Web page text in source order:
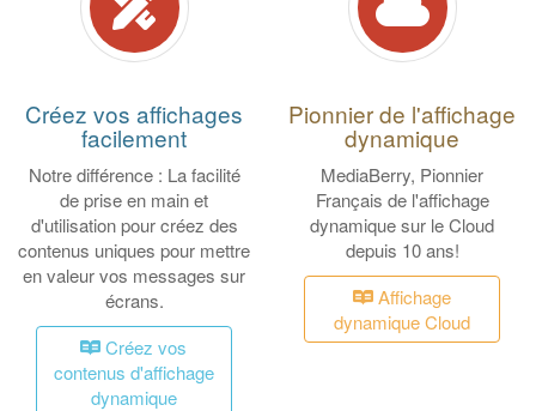
Créez vos affichages
facilement
Notre différence : La facilité
de prise en main et
d'utilisation pour créez des
contenus uniques pour mettre
en valeur vos messages sur
écrans.
Créez vos
contenus d'affichage
dynamique
Pionnier de l'affichage
dynamique
MediaBerry, Pionnier
Français de l'affichage
dynamique sur le Cloud
depuis 10 ans!
Affichage
dynamique Cloud